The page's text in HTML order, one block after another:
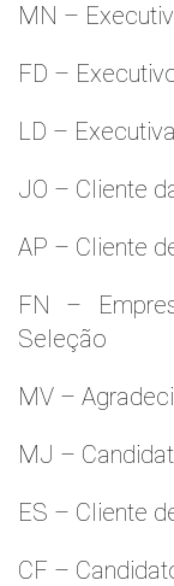
MN –
FD –
LD –
JO – Cliente
AP – Cliente
FN –
Seleção
MV –
MJ –
ES – Cliente
CF –